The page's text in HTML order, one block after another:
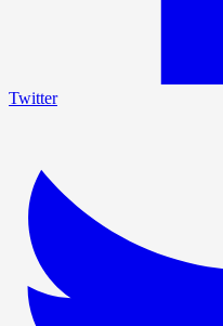
Twitter